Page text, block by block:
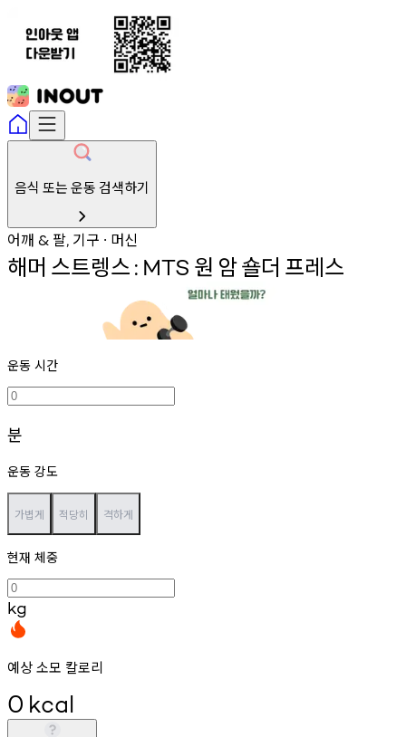
음식 또는 운동 검색하기
어깨 & 팔, 기구 ∙ 머신
해머 스트렝스: MTS 원 암숄더 프레스
운동 시간
분
운동 강도
가볍게 적당히 격하게
현재 체중
kg
예상 소모 칼로리
0 kcal